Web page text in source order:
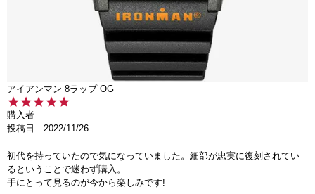
アイアンマン 8ラップ OG
購入者
投稿日
2022/11/26
初代を持っていたので気になっていました。細部が忠実に復刻されてい
るということで迷わず購入。
手にとって見るのが今から楽しみです!